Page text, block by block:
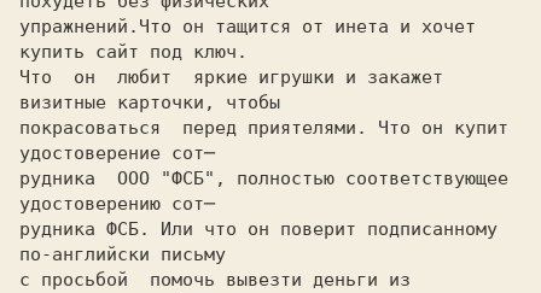
упражнений.Что он тащится от инета и хочет
купить сайт под ключ.
Что  он  любит  яркие игрушки и закажет
визитные карточки, чтобы
покрасоваться  перед приятелями. Что он купит
удостоверение сот─
рудника  ООО "ФСБ", полностью соответствующее
удостоверению сот─
рудника ФСБ. Или что он поверит подписанному
по-английски письму
с просьбой  помочь вывезти деньги из